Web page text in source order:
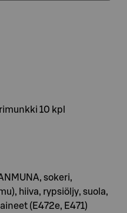
10 kpl
sokeri,
hiiva, rypsiöljy, suola,
(E472e, E471)